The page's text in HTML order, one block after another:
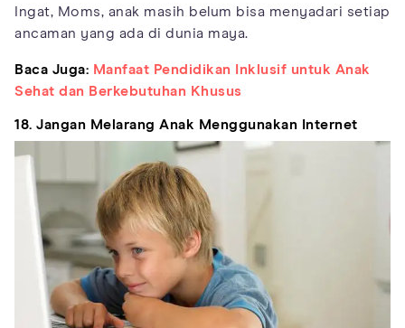
Ingat, Moms, anak masih belum bisa menyadari setiap
ancaman yang ada di dunia maya.
Baca Juga: Manfaat Pendidikan Inklusif untuk Anak
Sehat dan Berkebutuhan Khusus
18. Jangan Melarang Anak Menggunakan Internet